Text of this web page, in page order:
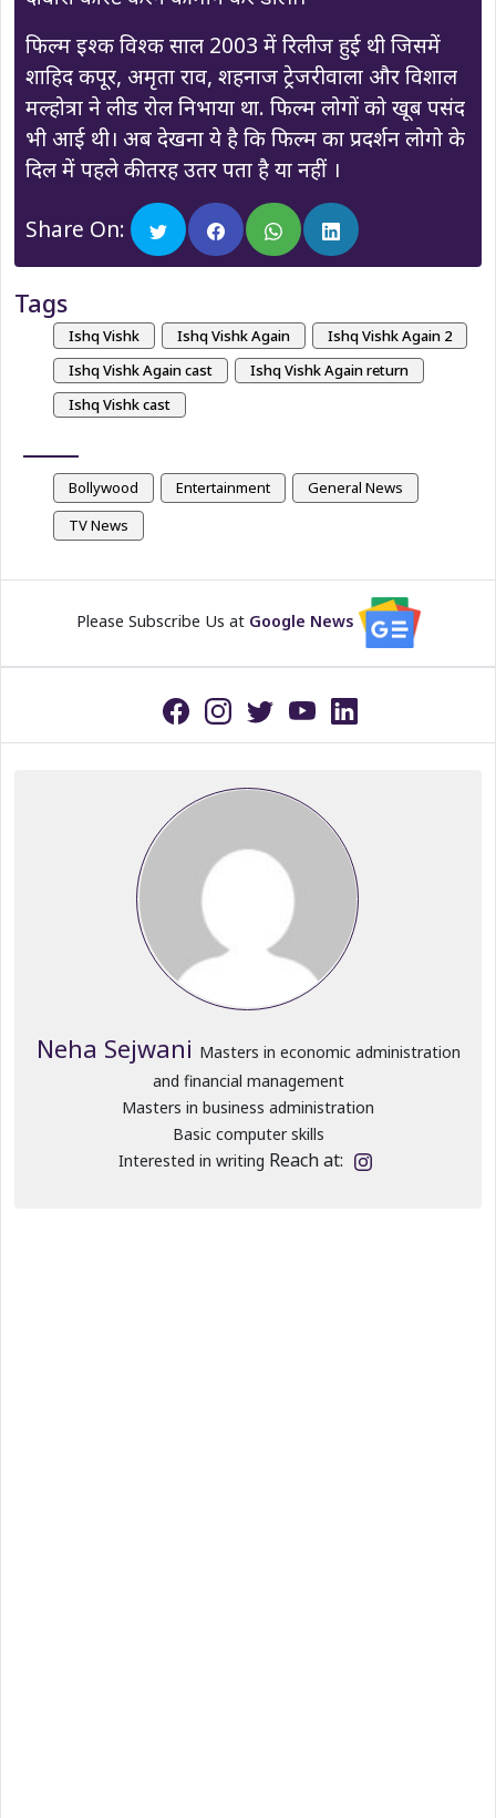
फिल्म इश्क विश्क साल 2003 में रिलीज हुई थी जिसमें
शाहिद कपूर, अमृता राव, शहनाज ट्रेजरीवाला और विशाल
मल्होत्रा ने लीड रोल निभाया था. फिल्म लोगों को खूब पसंद
भी आई थी। अब देखना ये है कि फिल्म का प्रदर्शन लोगो के
दिल में पहले की तरह उतर पता है या नहीं ।
Share On:
Tags
Ishq Vishk Ishq Vishk Again
Ishq Vishk Again 2
Ishq Vishk Again cast
Ishq Vishk Again return
Ishq Vishk cast
Bollywood Entertainment
General News
TV News
Please Subscribe Us at Google News
Neha Sejwani Masters in economic administration
and financial management
Masters in business administration
Basic computer skills
Interested in writing Reach at: